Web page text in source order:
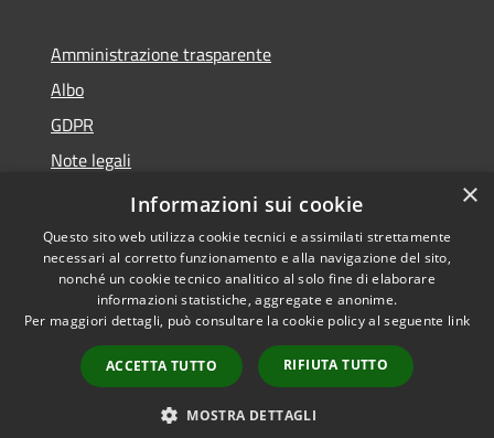
Amministrazione trasparente
Albo
GDPR
Note legali
Dichiarazione di accessibilità
Accessibilità
Copyright © 2026 • Comune di
Cattolica • Powered by
Municipium•
Accesso
redazione
×
Informazioni sui cookie
Questo sito web utilizza cookie tecnici e assimilati strettamente
necessari al corretto funzionamento e alla navigazione del sito,
nonché un cookie tecnico analitico al solo fine di elaborare
informazioni statistiche, aggregate e anonime.
Per maggiori dettagli, può consultare la cookie policy al seguente link
ACCETTA TUTTO RIFIUTA TUTTO
MOSTRA DETTAGLI